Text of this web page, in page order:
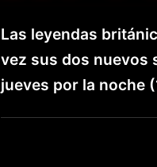
Las leyendas
vez sus dos nuevos
jueves por la noche